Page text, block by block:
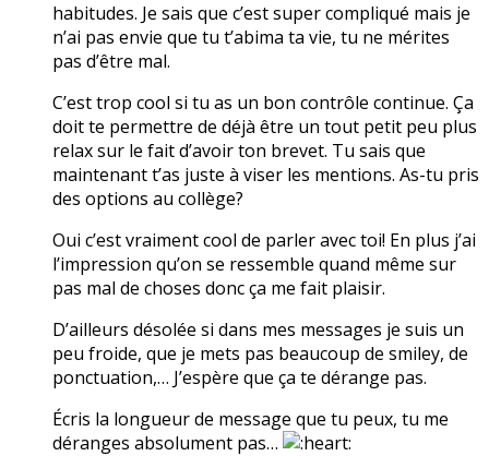
habitudes. Je sais que c’est super compliqué mais je
n’ai pas envie que tu t’abima ta vie, tu ne mérites
pas d’être mal.
C’est trop cool si tu as un bon contrôle continue. Ça
doit te permettre de déjà être un tout petit peu plus
relax sur le fait d’avoir ton brevet. Tu sais que
maintenant t’as juste à viser les mentions. As-tu pris
des options au collège?
Oui c’est vraiment cool de parler avec toi! En plus j’ai
l’impression qu’on se ressemble quand même sur
pas mal de choses donc ça me fait plaisir.
D’ailleurs désolée si dans mes messages je suis un
peu froide, que je mets pas beaucoup de smiley, de
ponctuation,… J’espère que ça te dérange pas.
Écris la longueur de message que tu peux, tu me
déranges absolument pas…